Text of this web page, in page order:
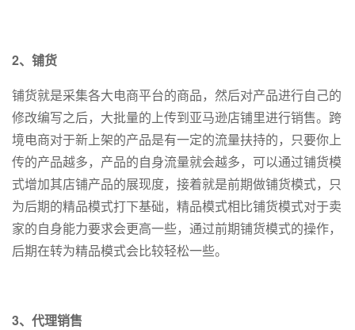
2、铺货
铺货就是采集各大电商平台的商品，然后对产品进行自己的
修改编写之后，大批量的上传到亚马逊店铺里进行销售。跨
境电商对于新上架的产品是有一定的流量扶持的，只要你上
传的产品越多，产品的自身流量就会越多，可以通过铺货模
式增加其店铺产品的展现度，接着就是前期做铺货模式，只
为后期的精品模式打下基础，精品模式相比铺货模式对于卖
家的自身能力要求会更高一些，通过前期铺货模式的操作，
后期在转为精品模式会比较轻松一些。
3、代理销售